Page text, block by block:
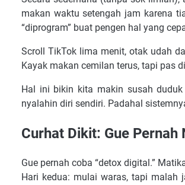
makan waktu setengah jam karena
“diprogram” buat pengen hal yang
Scroll TikTok lima menit, otak udah
Kayak makan cemilan terus, tapi pas
Hal ini bikin kita makin susah
nyalahin diri sendiri. Padahal
Curhat Dikit: Gue Pernah
Gue pernah coba “detox digital.”
Hari kedua: mulai waras, tapi malah